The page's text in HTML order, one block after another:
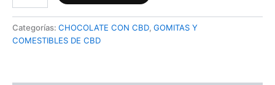
Categorías: CHOCOLATE CON CBD, GOMITAS Y
COMESTIBLES DE CBD